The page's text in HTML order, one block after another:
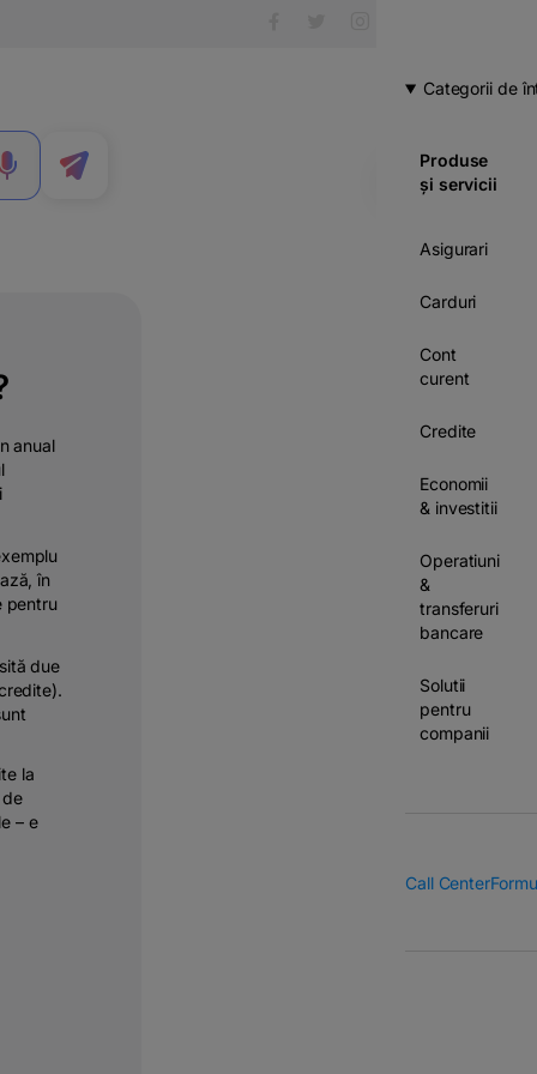
MENIU
Categorii de
Produse
și servicii
Asigurari
Carduri
Cont
curent
Credite
Economii
& investitii
Operatiuni
&
transferuri
bancare
Solutii
pentru
companii
Call Center
anual
în
pentru
due
la
– e